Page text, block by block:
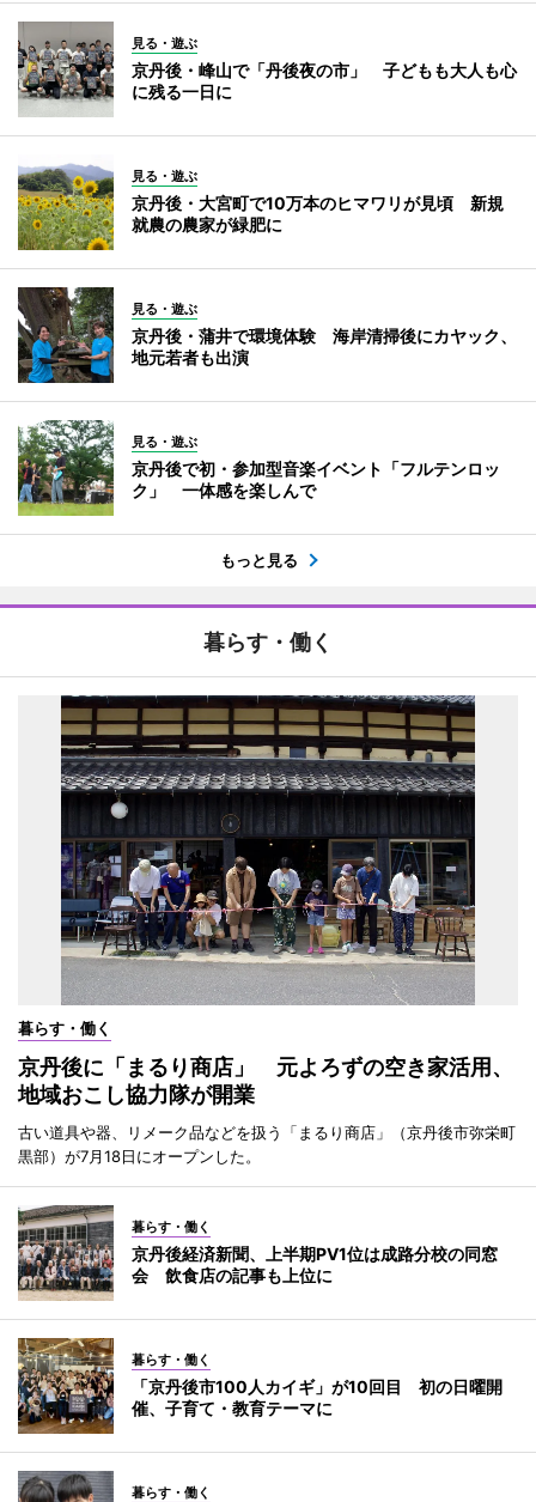
見る・遊ぶ
京丹後・峰山で「丹後夜の市」 子どもも大人も心
に残る一日に
見る・遊ぶ
京丹後・大宮町で10万本のヒマワリが見頃 新規
就農の農家が緑肥に
見る・遊ぶ
京丹後・蒲井で環境体験 海岸清掃後にカヤック、
地元若者も出演
見る・遊ぶ
京丹後で初・参加型音楽イベント「フルテンロッ
ク」 一体感を楽しんで
もっと見る
暮らす・働く
暮らす・働く
京丹後に「まるり商店」 元よろずの空き家活用、
地域おこし協力隊が開業
古い道具や器、リメーク品などを扱う「まるり商店」（京丹後市弥栄町
黒部）が7月18日にオープンした。
暮らす・働く
京丹後経済新聞、上半期PV1位は成路分校の同窓
会 飲食店の記事も上位に
暮らす・働く
「京丹後市100人カイギ」が10回目 初の日曜開
催、子育て・教育テーマに
暮らす・働く